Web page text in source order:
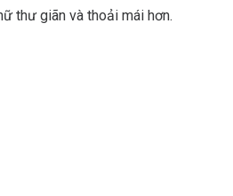
thư giãn và thoải mái hơn.